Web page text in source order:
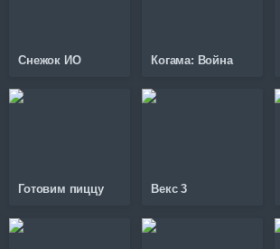
Снежок ИО Когама: Война
Готовим пиццу Векс 3